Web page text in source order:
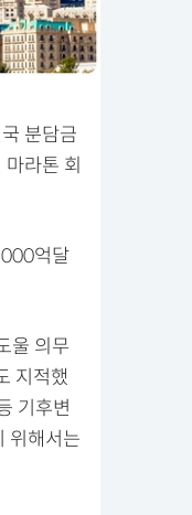
분담금
라톤 회
억달
울 의무
지적했
기후변
위해서는